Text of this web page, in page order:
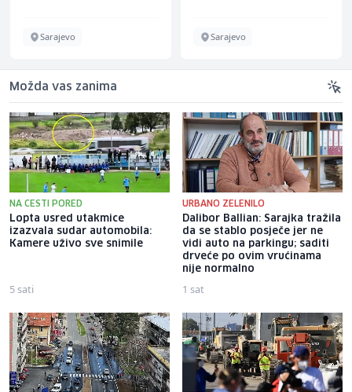
Sarajevo Sarajevo
Možda vas zanima
NA CESTI PORED
Lopta usred utakmice
izazvala sudar automobila:
Kamere uživo sve snimile
5 sati
URBANO ZELENILO
Dalibor Ballian: Sarajka tražila
da se stablo posječe jer ne
vidi auto na parkingu; saditi
drveće po ovim vrućinama
nije normalno
1 sat